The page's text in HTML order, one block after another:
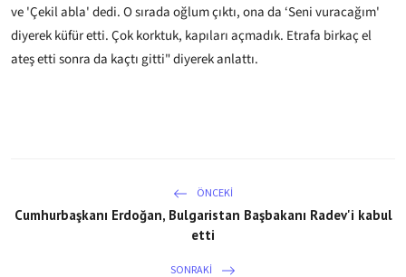
ve 'Çekil abla' dedi. O sırada oğlum çıktı, ona da ‘Seni vuracağım'
diyerek küfür etti. Çok korktuk, kapıları açmadık. Etrafa birkaç el
ateş etti sonra da kaçtı gitti" diyerek anlattı.
ÖNCEKI
Cumhurbaşkanı Erdoğan, Bulgaristan Başbakanı Radev'i kabul
etti
SONRAKI